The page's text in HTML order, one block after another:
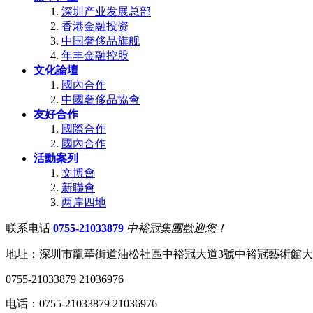
深圳产业发展总部
香港金融投资
中国奢侈品旗舰
年丰金融控股
文化論壇
國內合作
中國奢侈品協會
友好合作
國際合作
國內合作
活動案列
文博會
新聯會
两岸四地
联系电话 0755-21033879 中裕冠集團歡迎您！
地址：深圳市龍華街道油松社區中裕冠大道3號中裕冠藝術館
0755-21033879 21036976
电话：0755-21033879 21036976